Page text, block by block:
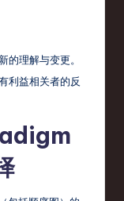
的理解与变更。
利益相关者的反